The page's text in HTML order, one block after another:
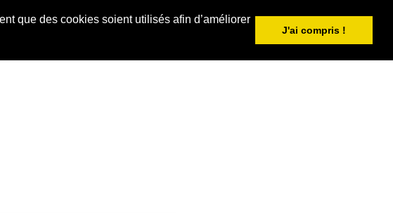
que des cookies soient utilisés afin d’améliorer
J'ai compris !